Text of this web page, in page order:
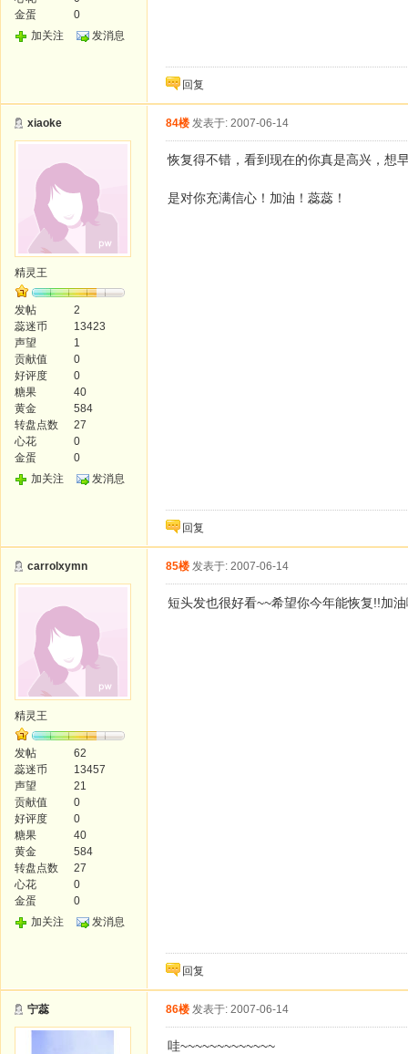
金蛋
0
加关注
发消息
回复
xiaoke
精灵王
发帖
2
蕊迷币
13423
声望
1
贡献值
0
好评度
0
糖果
40
黄金
584
转盘点数
27
心花
0
金蛋
0
加关注
发消息
84楼 发表于: 2007-06-14
恢复得不错，看到现在的你真是高兴，想
是对你充满信心！加油！蕊蕊！
回复
carrolxymn
精灵王
发帖
62
蕊迷币
13457
声望
21
贡献值
0
好评度
0
糖果
40
黄金
584
转盘点数
27
心花
0
金蛋
0
加关注
发消息
85楼 发表于: 2007-06-14
短头发也很好看~~希望你今年能恢复!!加
回复
宁蕊 86楼 发表于: 2007-06-14
哇~~~~~~~~~~~~~